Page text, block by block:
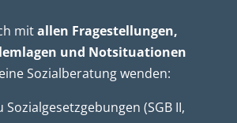
mitallen Fragestellungen,
und Notsituationen
Sozialberatung wenden:
Sozialgesetzgebungen (SGB II,